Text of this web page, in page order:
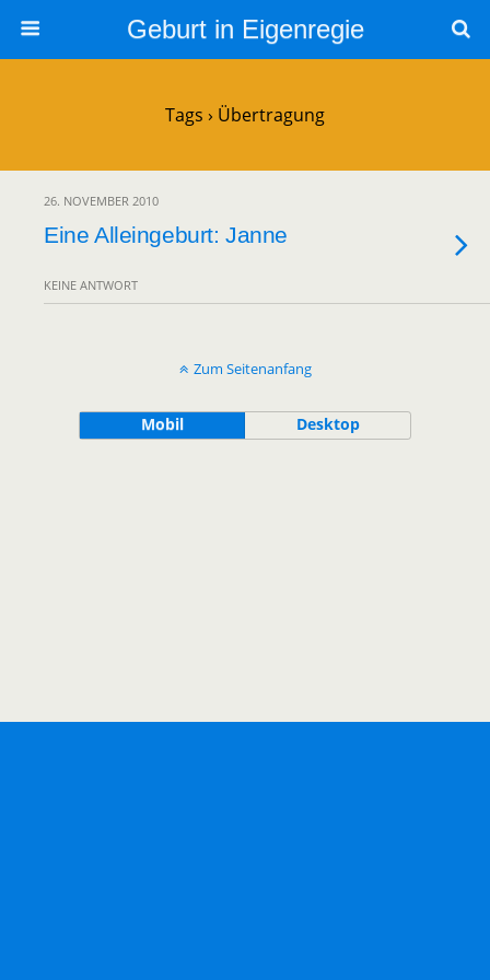
Geburt in Eigenregie
Tags › Übertragung
26. NOVEMBER 2010
Eine Alleingeburt: Janne
KEINE ANTWORT
Zum Seitenanfang
Mobil Desktop